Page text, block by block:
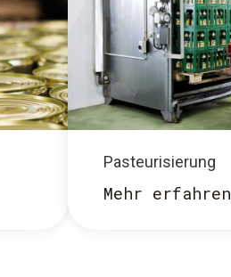
Pasteurisierung
Mehr erfahren